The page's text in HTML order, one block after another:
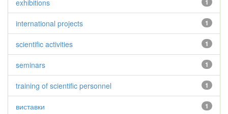
1
exhibitions
1
international projects
1
scientific activities
1
seminars
1
training of scientific personnel
1
виставки